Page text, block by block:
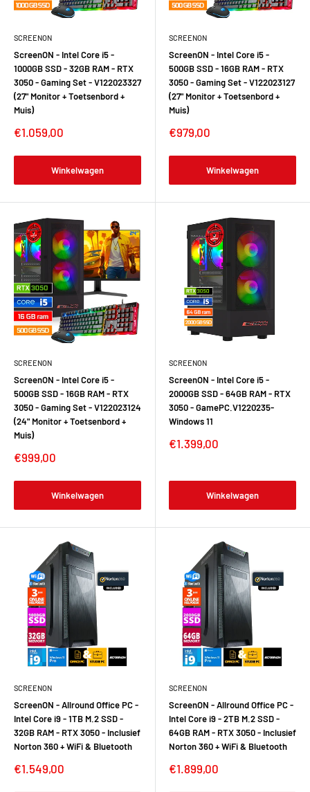
SCREENON
ScreenON - Intel Core i5 -
1000GB SSD - 32GB RAM - RTX
3050 - Gaming Set - V122023327
(27" Monitor + Toetsenbord +
Muis)
€1.059,00
Winkelwagen
SCREENON
ScreenON - Intel Core i5 -
500GB SSD - 16GB RAM - RTX
3050 - Gaming Set - V122023127
(27" Monitor + Toetsenbord +
Muis)
€979,00
Winkelwagen
SCREENON
ScreenON - Intel Core i5 -
500GB SSD - 16GB RAM - RTX
3050 - Gaming Set - V122023124
(24" Monitor + Toetsenbord +
Muis)
€999,00
Winkelwagen
SCREENON
ScreenON - Intel Core i5 -
2000GB SSD - 64GB RAM - RTX
3050 - GamePC.V1220235-
Windows 11
€1.399,00
Winkelwagen
SCREENON
ScreenON - Allround Office PC -
Intel Core i9 - 1TB M.2 SSD -
32GB RAM - RTX 3050 - Inclusief
Norton 360 + WiFi & Bluetooth
€1.549,00
SCREENON
ScreenON - Allround Office PC -
Intel Core i9 - 2TB M.2 SSD -
64GB RAM - RTX 3050 - Inclusief
Norton 360 + WiFi & Bluetooth
€1.899,00